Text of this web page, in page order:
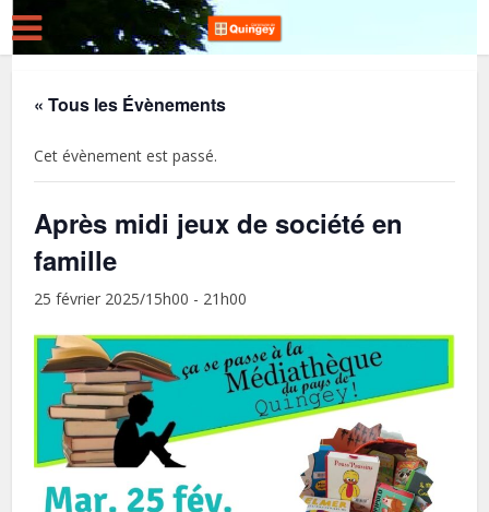
« Tous les Évènements
Cet évènement est passé.
Après midi jeux de société en
famille
25 février 2025/15h00 - 21h00